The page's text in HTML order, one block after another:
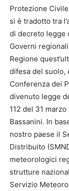
Protezione
si è tradotto tra
di decreto legge
Governi
Regione
difesa del suolo,
Conferenza dei
divenuto legge
112 del 31
Bassanini. In
nostro paese il
Distribuito
meteorologici
strutture
Servizio